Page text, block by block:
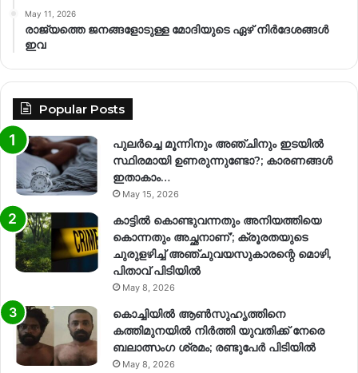
May 11, 2026
രാജ്യത്തെ ജനങ്ങളോടുള്ള മോദിയുടെ ഏഴ് നിര്‍ദേശങ്ങള്‍
ഇവ
Popular Posts
പുലർച്ചെ മൂന്നിനും അഞ്ചിനും ഇടയിൽ
സ്ഥിരമായി ഉണരുന്നുണ്ടോ?; കാരണങ്ങള്‍
ഇതാകാം…
May 15, 2026
കാട്ടിൽ കൊണ്ടുവന്നതും അനിയത്തിയെ
കൊന്നതും അച്ഛനാണ്’; ക്രൂരതയുടെ
ചുരുളഴിച്ച് അഞ്ചുവയസുകാരന്റെ മൊഴി,
പിതാവ് പിടിയിൽ
May 8, 2026
കൊച്ചിയിൽ ആൺസുഹൃത്തിനെ
കത്തിമുനയിൽ നിർത്തി യുവതിക്ക് നേരെ
ബലാത്സംഗ​ ശ്രമം; രണ്ടുപേർ പിടിയിൽ
May 8, 2026